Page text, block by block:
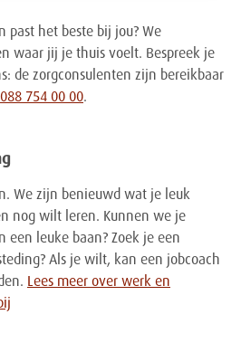
past het beste bij jou? We
waar jij je thuis voelt. Bespreek je
de zorgconsulenten zijn bereikbaar
088 754 00 00.
We zijn benieuwd wat je leuk
nog wilt leren. Kunnen we je
een leuke baan? Zoek je een
Als je wilt, kan een jobcoach
Lees meer over werk en